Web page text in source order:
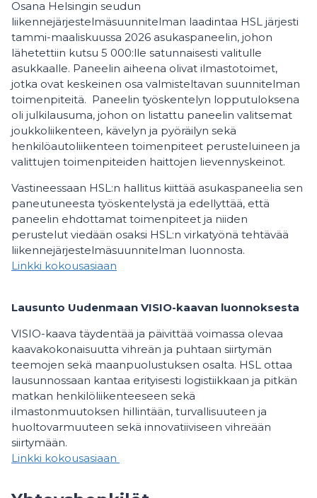
Osana Helsingin seudun
liikennejärjestelmäsuunnitelman laadintaa HSL järjesti
tammi-maaliskuussa 2026 asukaspaneelin, johon
lähetettiin kutsu 5 000:lle satunnaisesti valitulle
asukkaalle. Paneelin aiheena olivat ilmastotoimet,
jotka ovat keskeinen osa valmisteltavan suunnitelman
toimenpiteitä. Paneelin työskentelyn lopputuloksena
oli julkilausuma, johon on listattu paneelin valitsemat
joukkoliikenteen, kävelyn ja pyöräilyn sekä
henkilöautoliikenteen toimenpiteet perusteluineen ja
valittujen toimenpiteiden haittojen lievennyskeinot.
Vastineessaan HSL:n hallitus kiittää asukaspaneelia sen
paneutuneesta työskentelystä ja edellyttää, että
paneelin ehdottamat toimenpiteet ja niiden
perustelut viedään osaksi HSL:n virkatyönä tehtävää
liikennejärjestelmäsuunnitelman luonnosta.
Linkki kokousasiaan
Lausunto Uudenmaan VISIO-kaavan luonnoksesta
VISIO-kaava täydentää ja päivittää voimassa olevaa
kaavakokonaisuutta vihreän ja puhtaan siirtymän
teemojen sekä maanpuolustuksen osalta. HSL ottaa
lausunnossaan kantaa erityisesti logistiikkaan ja pitkän
matkan henkilöliikenteeseen sekä
ilmastonmuutoksen hillintään, turvallisuuteen ja
huoltovarmuuteen sekä innovatiiviseen vihreään
siirtymään.
Linkki kokousasiaan